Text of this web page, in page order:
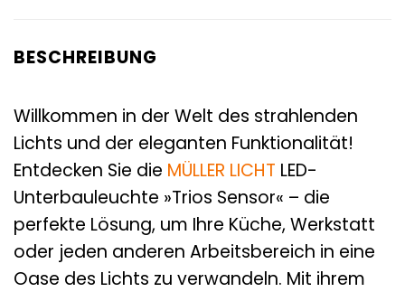
BESCHREIBUNG
Willkommen in der Welt des strahlenden
Lichts und der eleganten Funktionalität!
Entdecken Sie die MÜLLER LICHT LED-
Unterbauleuchte »Trios Sensor« – die
perfekte Lösung, um Ihre Küche, Werkstatt
oder jeden anderen Arbeitsbereich in eine
Oase des Lichts zu verwandeln. Mit ihrem